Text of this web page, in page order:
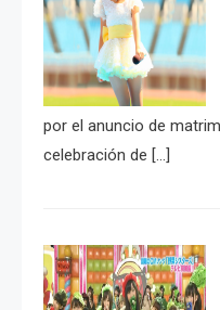
por el anuncio de
celebración de […]